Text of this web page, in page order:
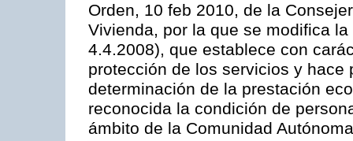
Orden, 10 feb 2010, de la
Vivienda, por la que se modifica
4.4.2008), que establece con
protección de los servicios y hace
determinación de la prestación
reconocida la condición de
ámbito de la Comunidad